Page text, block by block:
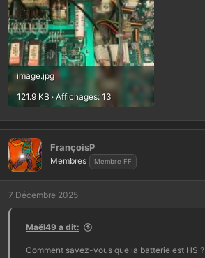
image.jpg
121.9 KB · Affichages: 13
FrançoisP
Membres Membre FF
7 Décembre 2025
Maël49 a dit:
Comment savez-vous que la batterie est HS ?